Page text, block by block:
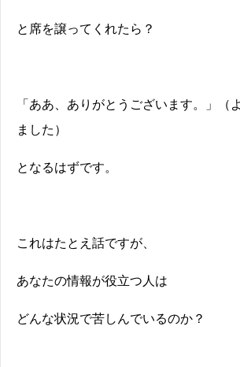
と席を譲ってくれたら？
「ああ、ありがとうございます。」（
ました）
となるはずです。
これはたとえ話ですが、
あなたの情報が役立つ人は
どんな状況で苦しんでいるのか？